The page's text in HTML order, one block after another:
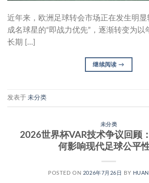
近年来，欧洲足球转会市场正在发生明
成名球星的“即战力优先”，逐渐转变为以
长期 […]
继续阅读→
发表于 未分类
未分类
2026世界杯VAR技术争议回顾
何影响现代足球公平
POSTED ON 2026年7月26日 BY